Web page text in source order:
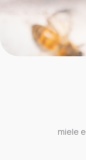
miele